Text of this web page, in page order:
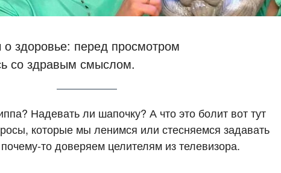
здоровье: перед просмотром
со здравым смыслом.
Надевать ли шапочку? А что это болит вот тут
которые мы ленимся или стесняемся задавать
то доверяем целителям из телевизора.